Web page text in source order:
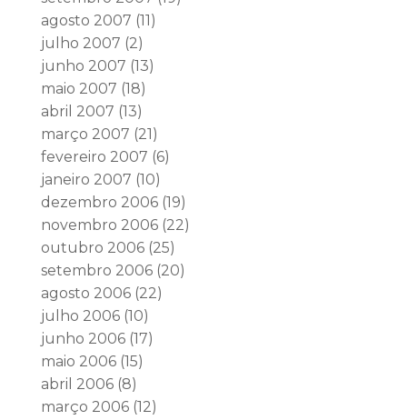
agosto 2007 (11)
julho 2007 (2)
junho 2007 (13)
maio 2007 (18)
abril 2007 (13)
março 2007 (21)
fevereiro 2007 (6)
janeiro 2007 (10)
dezembro 2006(19)
novembro 2006(22)
outubro 2006(25)
setembro 2006(20)
agosto 2006(22)
julho 2006(10)
junho 2006(17)
maio 2006(15)
abril 2006(8)
março 2006(12)